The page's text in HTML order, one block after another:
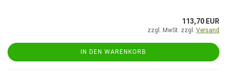
113,70 EUR
zzgl. MwSt. zzgl. Versand
IN DEN WARENKORB